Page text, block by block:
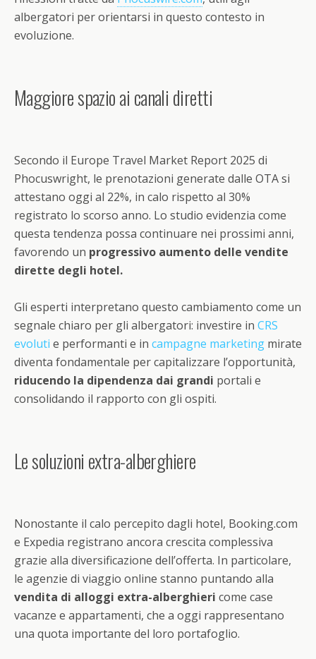
albergatori per orientarsi in questo contesto in
evoluzione.
Maggiore spazio ai canali diretti
Secondo il Europe Travel Market Report 2025 di
Phocuswright, le prenotazioni generate dalle OTA si
attestano oggi al 22%, in calo rispetto al 30%
registrato lo scorso anno. Lo studio evidenzia come
questa tendenza possa continuare nei prossimi anni,
favorendo un progressivo aumento delle vendite
dirette degli hotel.
Gli esperti interpretano questo cambiamento come un
segnale chiaro per gli albergatori: investire in CRS
evoluti e performanti e in campagne marketing mirate
diventa fondamentale per capitalizzare l’opportunità,
riducendo la dipendenza dai grandi portali e
consolidando il rapporto con gli ospiti.
Le soluzioni extra-alberghiere
Nonostante il calo percepito dagli hotel, Booking.com
e Expedia registrano ancora crescita complessiva
grazie alla diversificazione dell’offerta. In particolare,
le agenzie di viaggio online stanno puntando alla
vendita di alloggi extra-alberghieri come case
vacanze e appartamenti, che a oggi rappresentano
una quota importante del loro portafoglio.